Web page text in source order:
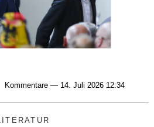
Kommentare — 14. Juli 2026 12:34
LITERATUR